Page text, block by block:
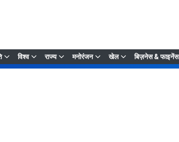
विश्व राज्य मनोरंजन खेल बिज़नेस & फाइनेंस